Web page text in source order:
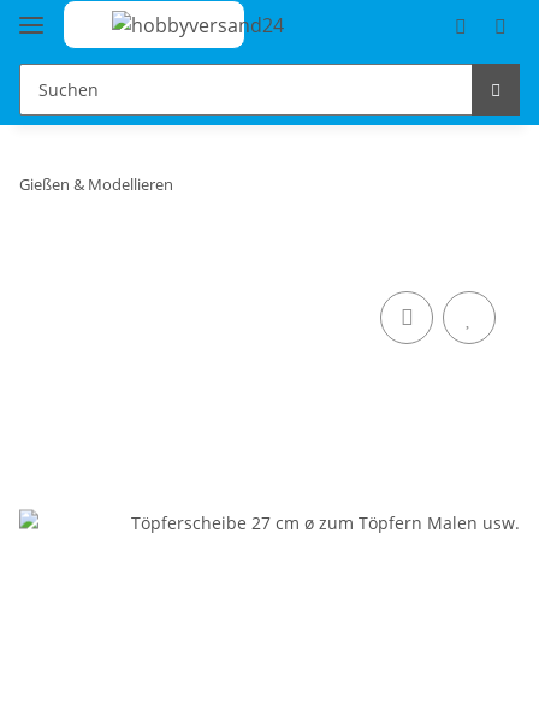
Gießen & Modellieren